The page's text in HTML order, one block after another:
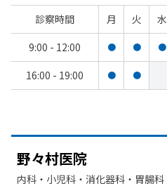
診察時間 月 火 水
9:00 - 12:00
● ● ●
16:00 - 19:00 ● ●
野々村医院
内科・​小児科・​消化器科・​胃腸科